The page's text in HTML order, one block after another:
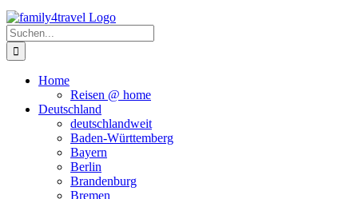
instagram
facebook
pinterest
Suche
nach:
Home
Reisen @ home
Deutschland
deutschlandweit
Baden-Württemberg
Bayern
Berlin
Brandenburg
Bremen